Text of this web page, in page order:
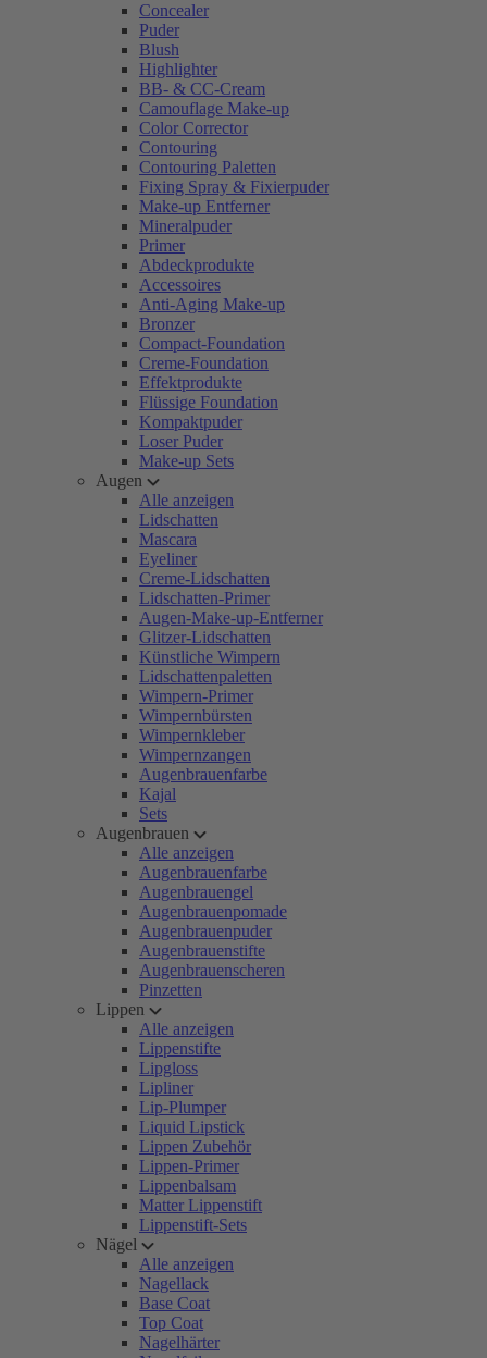
Concealer
Puder
Blush
Highlighter
BB- & CC-Cream
Camouflage Make-up
Color Corrector
Contouring
Contouring Paletten
Fixing Spray & Fixierpuder
Make-up Entferner
Mineralpuder
Primer
Abdeckprodukte
Accessoires
Anti-Aging Make-up
Bronzer
Compact-Foundation
Creme-Foundation
Effektprodukte
Flüssige Foundation
Kompaktpuder
Loser Puder
Make-up Sets
Augen
Alle anzeigen
Lidschatten
Mascara
Eyeliner
Creme-Lidschatten
Lidschatten-Primer
Augen-Make-up-Entferner
Glitzer-Lidschatten
Künstliche Wimpern
Lidschattenpaletten
Wimpern-Primer
Wimpernbürsten
Wimpernkleber
Wimpernzangen
Augenbrauenfarbe
Kajal
Sets
Augenbrauen
Alle anzeigen
Augenbrauenfarbe
Augenbrauengel
Augenbrauenpomade
Augenbrauenpuder
Augenbrauenstifte
Augenbrauenscheren
Pinzetten
Lippen
Alle anzeigen
Lippenstifte
Lipgloss
Lipliner
Lip-Plumper
Liquid Lipstick
Lippen Zubehör
Lippen-Primer
Lippenbalsam
Matter Lippenstift
Lippenstift-Sets
Nägel
Alle anzeigen
Nagellack
Base Coat
Top Coat
Nagelhärter